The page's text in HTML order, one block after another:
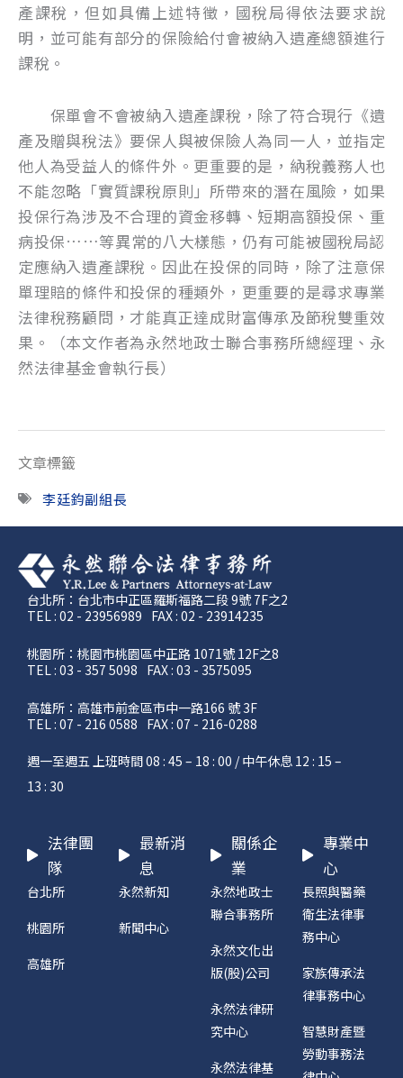
產課稅，但如具備上述特徵，國稅局得依法要求說
明，並可能有部分的保險給付會被納入遺產總額進行
課稅。
保單會不會被納入遺產課稅，除了符合現行《遺
產及贈與稅法》要保人與被保險人為同一人，並指定
他人為受益人的條件外。更重要的是，納稅義務人也
不能忽略「實質課稅原則」所帶來的潛在風險，如果
投保行為涉及不合理的資金移轉、短期高額投保、重
病投保……等異常的八大樣態，仍有可能被國稅局認
定應納入遺產課稅。因此在投保的同時，除了注意保
單理賠的條件和投保的種類外，更重要的是尋求專業
法律稅務顧問，才能真正達成財富傳承及節稅雙重效
果。（本文作者為永然地政士聯合事務所總經理、永
然法律基金會執行長）
文章標籤
李廷鈞副組長
台北所：台北市中正區羅斯福路二段 9號 7F之2
TEL : 02 - 23956989 FAX : 02 - 23914235
桃園所：桃園市桃園區中正路 1071號 12F之8
TEL : 03 - 357 5098 FAX : 03 - 3575095
高雄所：高雄市前金區市中一路166 號 3F
TEL : 07 - 216 0588 FAX : 07 - 216-0288
週一至週五 上班時間 08 : 45 – 18 : 00 / 中午休息 12 : 15 –
13 : 30
法律團
隊
台北所
桃園所
高雄所
最新消
息
永然新知
新聞中心
關係企
業
永然地政士
聯合事務所
永然文化出
版(股)公司
永然法律研
究中心
永然法律基
專業中
心
長照與醫藥
衛生法律事
務中心
家族傳承法
律事務中心
智慧財產暨
勞動事務法